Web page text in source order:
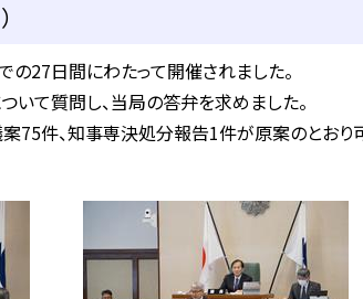
27日間にわたって開催されました。
て質問し、当局の答弁を求めました。
件、知事専決処分報告1件が原案のとおり可